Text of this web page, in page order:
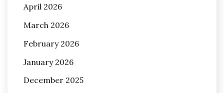
April 2026
March 2026
February 2026
January 2026
December 2025